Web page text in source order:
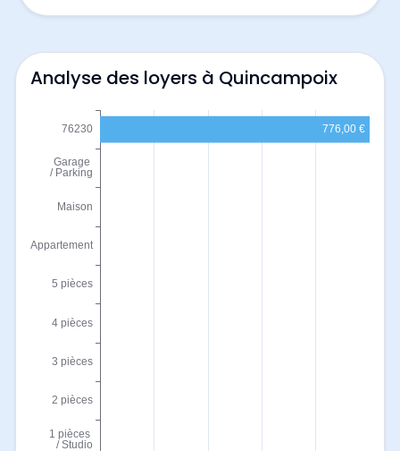
Analyse des loyers à Quincampoix